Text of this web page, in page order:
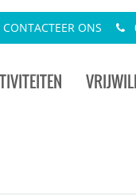
CONTACTEER ONS